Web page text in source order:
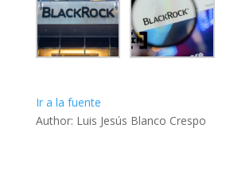
Ir a la fuente
Author: Luis Jesús Blanco Crespo